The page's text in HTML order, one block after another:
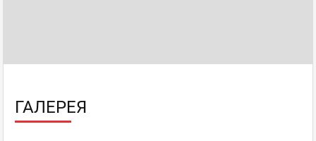
ГАЛЕРЕЯ